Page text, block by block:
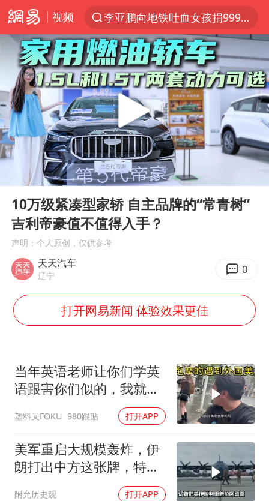
视频
李亚鹏向地铁吐血女孩捐99999元
探寻“技能+”促就业创业新路
周杰伦方辟谣“私生子”传闻
山东财大教授刘海明逝世 终年38岁
官方通报传销头目出狱办书院
逃犯看演唱会 刚出地铁就被逮住
台风白海豚可能在浙江登陆
因凡蒂诺首次公开道歉
《Monica》填词人黎彼得去世
人贩子“梅姨”真实姓名曝光
“银行午休1.5小时”留个窗口行不行
41岁女子为鼓励女儿考上985研究生
汕头市政府被约谈
董路致歉：泰国10岁黑人父母是伪造的
13岁少年白天写作业晚上夜市炒粉
Play
00:00
10万级紧凑型家轿 自主品牌的“常青树”
吉利帝豪值不值得入手？
声明：个人原创，仅供参考
天天汽车
辽宁 0
打开网易新闻 体验效果更佳
当年英语老师让你们学英
语跟害你们似的，我就是
塑料叉FOKU 980跟贴 打开APP
美军重启大规模轰炸，伊
朗打出中方这张牌，特朗
附允历史观 打开APP